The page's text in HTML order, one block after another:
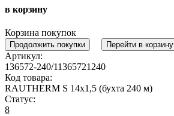
в корзину
Корзина покупок
Продолжить покупки Перейти в корзину
Артикул:
136572-240/11365721240
Код товара:
RAUTHERM S 14х1,5 (бухта 240 м)
Статус:
8